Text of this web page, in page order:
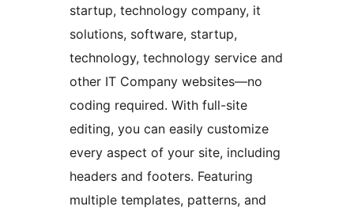
startup, technology company, it
solutions, software, startup,
technology, technology service and
other IT Company websites—no
coding required. With full-site
editing, you can easily customize
every aspect of your site, including
headers and footers. Featuring
multiple templates, patterns, and